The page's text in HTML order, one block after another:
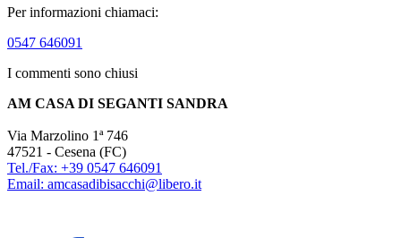
Per informazioni chiamaci:
0547 646091
I commenti sono chiusi
AM CASA DI SEGANTI SANDRA
Via Marzolino 1ª 746
47521 - Cesena (FC)
Tel./Fax: +39 0547 646091
Email: amcasadibisacchi@libero.it